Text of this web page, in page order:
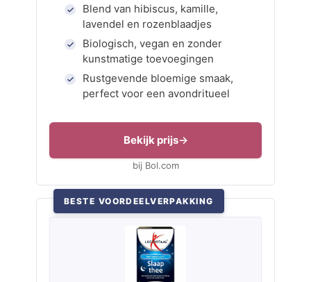
Blend van hibiscus, kamille,
lavendel en rozenblaadjes
Biologisch, vegan en zonder
kunstmatige toevoegingen
Rustgevende bloemige smaak,
perfect voor een avondritueel
Bekijk prijs
bij Bol.com
BESTE VOORDEELVERPAKKING